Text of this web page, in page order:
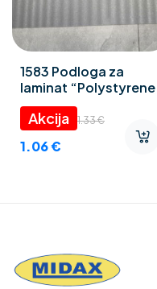
1583 Podloga za
laminat “Polystyrene
foam” 3 mm
1.33€
1.06€